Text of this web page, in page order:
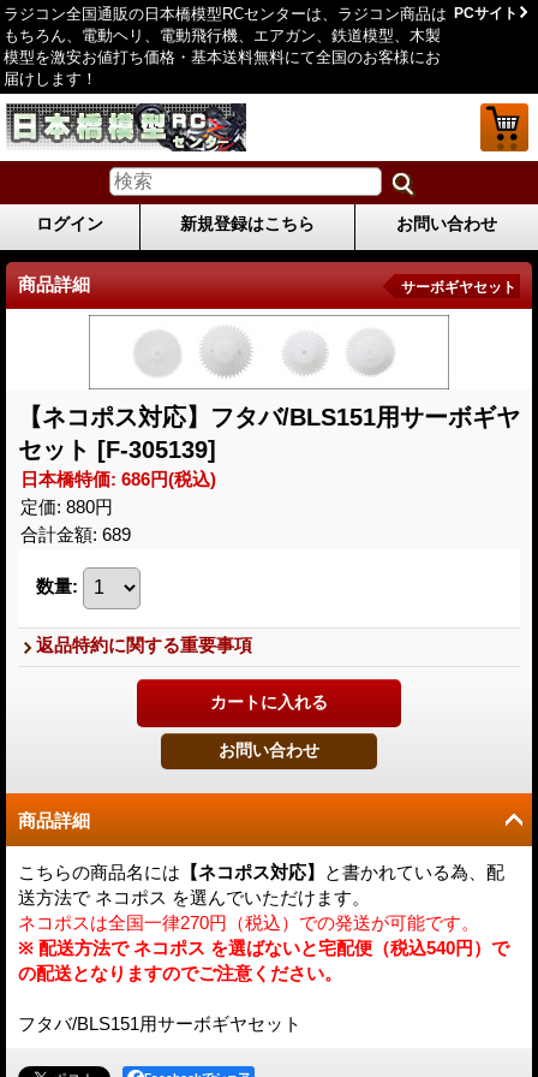
ラジコン全国通販の日本橋模型RCセンターは、ラジコン商品は
もちろん、電動ヘリ、電動飛行機、エアガン、鉄道模型、木製
模型を激安お値打ち価格・基本送料無料にて全国のお客様にお
届けします！
PCサイト
ログイン 新規登録はこちら お問い合わせ
商品詳細 サーボギヤセット
【ネコポス対応】フタバ/BLS151用サーボギヤ
セット [F-305139]
日本橋特価: 686円(税込)
定価: 880円
合計金額: 689
数量:
返品特約に関する重要事項
商品詳細
こちらの商品名には 【ネコポス対応】
と書かれている為、配
送方法で ネコポス を選んでいただけます。
ネコポスは全国一律270円（税込）での発送が可能です。
※ 配送方法で ネコポス を選ばないと宅配便（税込540円）で
の配送となりますのでご注意ください。
フタバ/BLS151用サーボギヤセット